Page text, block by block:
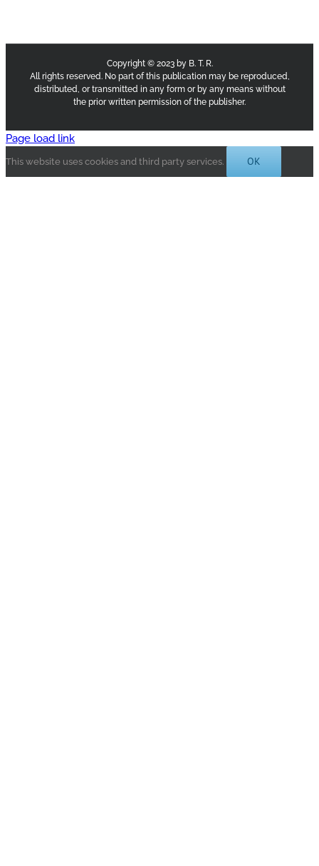
Copyright © 2023 by B. T. R.
All rights reserved. No part of this publication may be reproduced,
distributed, or transmitted in any form or by any means without
the prior written permission of the publisher.
Page load link
This website uses cookies and third party services. OK